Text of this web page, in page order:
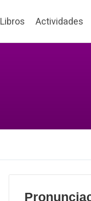
Libros Actividades